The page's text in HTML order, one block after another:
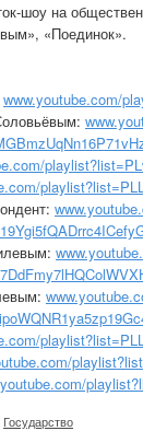
шоу на
«Поединок».
www.youtube.com/
Государство